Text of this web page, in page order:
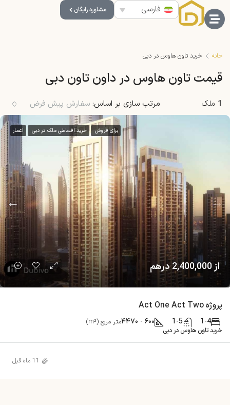
فارسی مشاوره رایگان
خانه خرید تاون هاوس در دبی
قیمت تاون هاوس در داون تاون دبی
1 ملک مرتب سازی بر اساس: سفارش پیش فرض
برای فروش خرید اقساطی ملک در دبی اعمار
از 2,400,000 درهم
پروژه Act One Act Two
1-4
1-5 ۶۰۰ - ۴۴۷۰
متر مربع (m²)
خرید تاون هاوس در دبی
11 ماه قبل